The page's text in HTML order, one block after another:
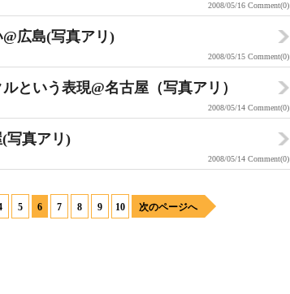
2008/05/16 Comment(0)
広島(写真アリ)
2008/05/15 Comment(0)
という表現@名古屋（写真アリ）
2008/05/14 Comment(0)
写真アリ)
2008/05/14 Comment(0)
5 6 7 8 9 10 次のページへ